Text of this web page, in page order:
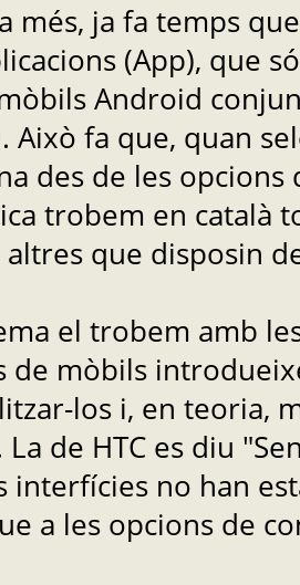
més, ja fa temps
(App), que
Android
Això fa que, quan
des de les
trobem en català
que disposin
el trobem amb
de mòbils
los i, en teoria,
de HTC es diu
interfícies no han
a les opcions de